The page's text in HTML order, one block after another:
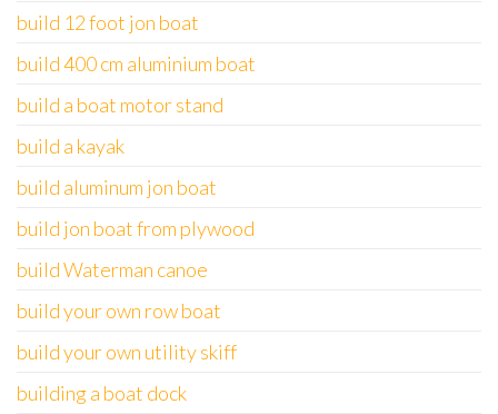
build 12 foot jon boat
build 400 cm aluminium boat
build a boat motor stand
build a kayak
build aluminum jon boat
build jon boat from plywood
build Waterman canoe
build your own row boat
build your own utility skiff
building a boat dock